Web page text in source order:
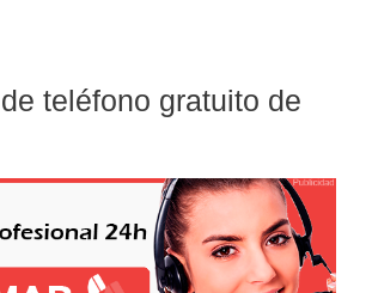
teléfono gratuito de